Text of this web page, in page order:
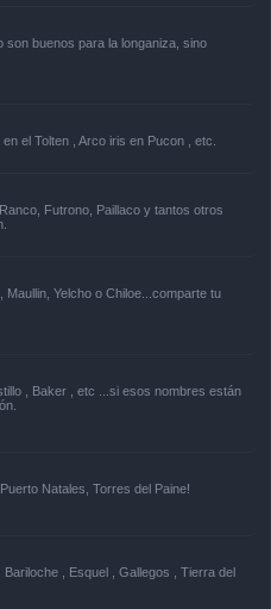
son buenos para la longaniza, sino
el Tolten , Arco iris en Pucon , etc.
Futrono, Paillaco y tantos otros
Yelcho o Chiloe...comparte tu
, Baker , etc ...si esos nombres están
Natales, Torres del Paine!
, Esquel , Gallegos , Tierra del